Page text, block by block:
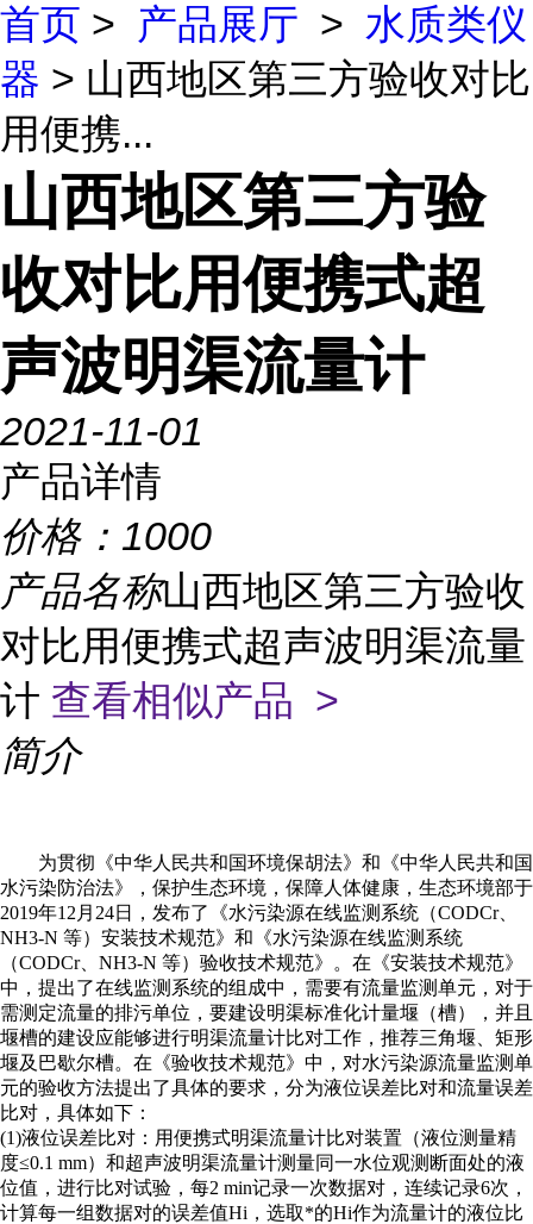
首页 > 产品展厅 > 水质类仪
器 > 山西地区第三方验收对比
用便携...
山西地区第三方验
收对比用便携式超
声波明渠流量计
2021-11-01
产品详情
价格： 1000
产品名称山西地区第三方验收
对比用便携式超声波明渠流量
计 查看相似产品 >
简介
为贯彻《中华人民共和国环境保胡法》和《中华人民共和国
水污染防治法》，保护生态环境，保障人体健康，生态环境部于
2019年12月24日，发布了《水污染源在线监测系统（CODCr、
NH3-N 等）安装技术规范》和《水污染源在线监测系统
（CODCr、NH3-N 等）验收技术规范》。在《安装技术规范》
中，提出了在线监测系统的组成中，需要有流量监测单元，对于
需测定流量的排污单位，要建设明渠标准化计量堰（槽），并且
堰槽的建设应能够进行明渠流量计比对工作，推荐三角堰、矩形
堰及巴歇尔槽。在《验收技术规范》中，对水污染源流量监测单
元的验收方法提出了具体的要求，分为液位误差比对和流量误差
比对，具体如下：
(1)液位误差比对：用便携式明渠流量计比对装置（液位测量精
度≤0.1 mm）和超声波明渠流量计测量同一水位观测断面处的液
位值，进行比对试验，每2 min记录一次数据对，连续记录6次，
计算每一组数据对的误差值Hi，选取*的Hi作为流量计的液位比